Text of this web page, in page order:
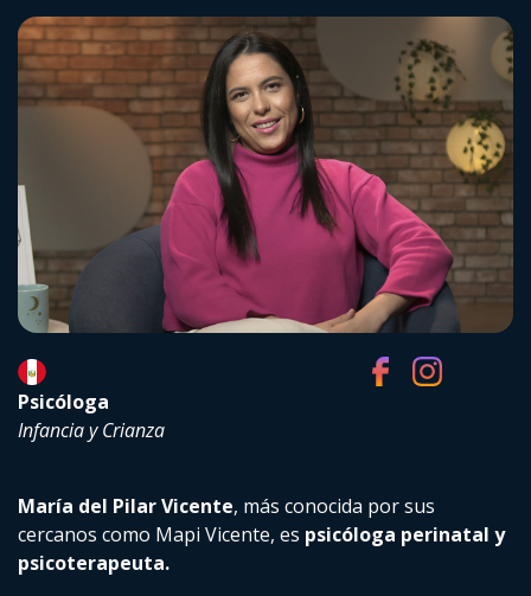
Psicóloga
Infancia y Crianza
María del Pilar Vicente, más conocida por sus
cercanos como Mapi Vicente, es psicóloga perinatal y
psicoterapeuta.